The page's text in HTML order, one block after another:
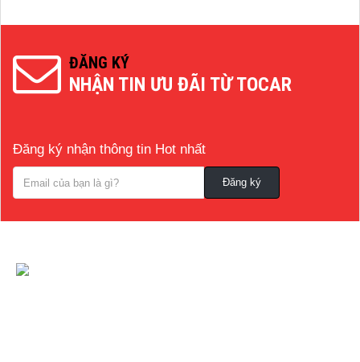
ĐĂNG KÝ
NHẬN TIN ƯU ĐÃI TỪ TOCAR
Đăng ký nhận thông tin Hot nhất